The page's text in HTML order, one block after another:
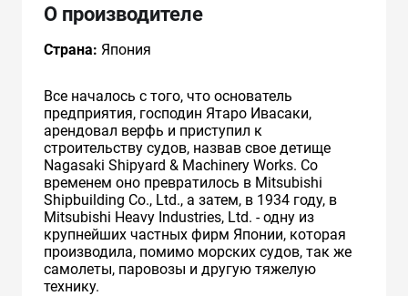
О производителе
Страна: Япония
Все началось с того, что основатель
предприятия, господин Ятаро Ивасаки,
арендовал верфь и приступил к
строительству судов, назвав свое детище
Nagasaki Shipyard & Machinery Works. Со
временем оно превратилось в Mitsubishi
Shipbuilding Co., Ltd., а затем, в 1934 году, в
Mitsubishi Heavy Industries, Ltd. - одну из
крупнейших частных фирм Японии, которая
производила, помимо морских судов, так же
самолеты, паровозы и другую тяжелую
технику.